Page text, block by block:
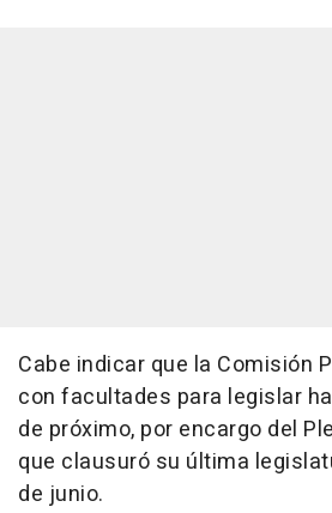
Cabe indicar que la Comisión
con facultades para legislar
de próximo, por encargo del
que clausuró su última
de junio.